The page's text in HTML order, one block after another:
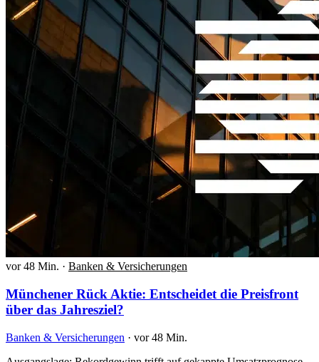
vor 48 Min. · Banken & Versicherungen
Münchener Rück Aktie: Entscheidet die Preisfront
über das Jahresziel?
Banken & Versicherungen · vor 48 Min.